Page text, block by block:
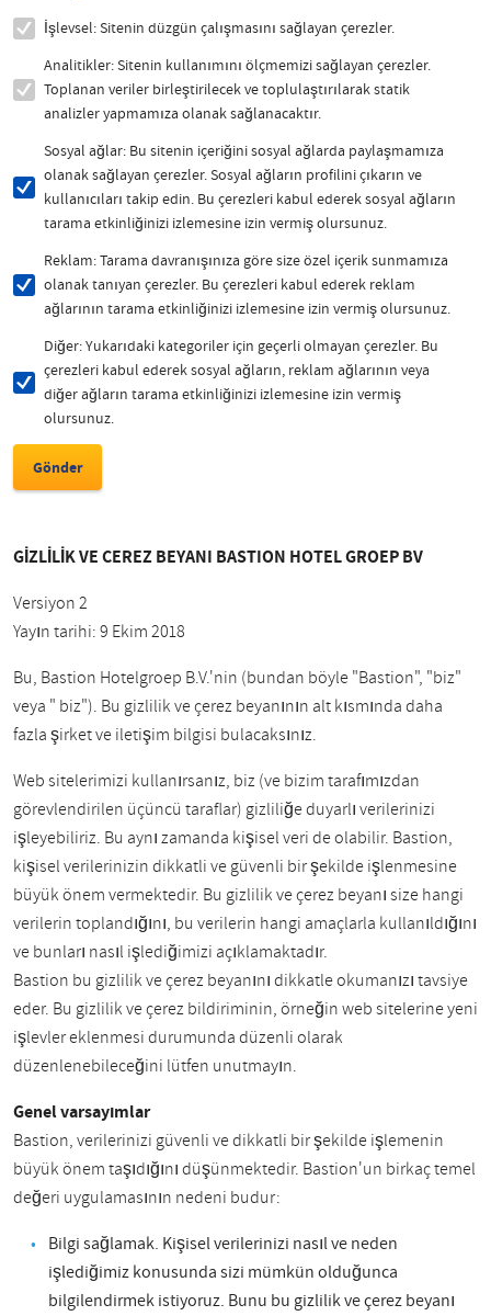
İşlevsel: Sitenin düzgün çalışmasını sağlayan çerezler.
Analitikler: Sitenin kullanımını ölçmemizi sağlayan çerezler.
Toplanan veriler birleştirilecek ve toplulaştırılarak statik
analizler yapmamıza olanak sağlanacaktır.
Sosyal ağlar: Bu sitenin içeriğini sosyal ağlarda paylaşmamıza
olanak sağlayan çerezler. Sosyal ağların profilini çıkarın ve
kullanıcıları takip edin. Bu çerezleri kabul ederek sosyal ağların
tarama etkinliğinizi izlemesine izin vermiş olursunuz.
Reklam: Tarama davranışınıza göre size özel içerik sunmamıza
olanak tanıyan çerezler. Bu çerezleri kabul ederek reklam
ağlarının tarama etkinliğinizi izlemesine izin vermiş olursunuz.
Diğer: Yukarıdaki kategoriler için geçerli olmayan çerezler. Bu
çerezleri kabul ederek sosyal ağların, reklam ağlarının veya
diğer ağların tarama etkinliğinizi izlemesine izin vermiş
olursunuz.
GİZLİLİK VE ÇEREZ BEYANI BASTION HOTEL GROEP BV
Versiyon 2
Yayın tarihi: 9 Ekim 2018
Bu, Bastion Hotelgroep B.V.'nin (bundan böyle "Bastion", "biz"
veya " biz"). Bu gizlilik ve çerez beyanının alt kısmında daha
fazla şirket ve iletişim bilgisi bulacaksınız.
Web sitelerimizi kullanırsanız, biz (ve bizim tarafımızdan
görevlendirilen üçüncü taraflar) gizliliğe duyarlı verilerinizi
işleyebiliriz. Bu aynı zamanda kişisel veri de olabilir. Bastion,
kişisel verilerinizin dikkatli ve güvenli bir şekilde işlenmesine
büyük önem vermektedir. Bu gizlilik ve çerez beyanı size hangi
verilerin toplandığını, bu verilerin hangi amaçlarla kullanıldığını
ve bunları nasıl işlediğimizi açıklamaktadır.
Bastion bu gizlilik ve çerez beyanını dikkatle okumanızı tavsiye
eder. Bu gizlilik ve çerez bildiriminin, örneğin web sitelerine yeni
işlevler eklenmesi durumunda düzenli olarak
düzenlenebileceğini lütfen unutmayın.
Genel varsayımlar
Bastion, verilerinizi güvenli ve dikkatli bir şekilde işlemenin
büyük önem taşıdığını düşünmektedir. Bastion'un birkaç temel
değeri uygulamasının nedeni budur:
Bilgi sağlamak. Kişisel verilerinizi nasıl ve neden
işlediğimiz konusunda sizi mümkün olduğunca
bilgilendirmek istiyoruz. Bunu bu gizlilik ve çerez beyanı